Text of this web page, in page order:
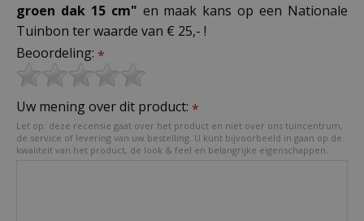
groen dak 15 cm" en maak kans op een Nationale
Tuinbon ter waarde van € 25,- !
Beoordeling: *
Uw mening over dit product: *
Let op: deze recensie gaat over het product en niet over ons tuincentrum,
de service of levering van uw bestelling. U kunt bijvoorbeeld in gaan op de
kwaliteit van het product, de look & feel en belangrijke eigenschappen.